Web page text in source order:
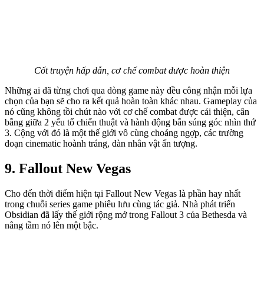
Cốt truyện hấp dẫn, cơ chế combat được hoàn thiện
Những ai đã từng chơi qua dòng game này đều công nhận mỗi lựa
chọn của bạn sẽ cho ra kết quả hoàn toàn khác nhau. Gameplay của
nó cũng không tồi chút nào với cơ chế combat được cải thiện, cân
bằng giữa 2 yếu tố chiến thuật và hành động bắn súng góc nhìn thứ
3. Cộng với đó là một thế giới vô cùng choáng ngợp, các trường
đoạn cinematic hoành tráng, dàn nhân vật ấn tượng.
9. Fallout New Vegas
Cho đến thời điểm hiện tại Fallout New Vegas là phần hay nhất
trong chuỗi series game phiêu lưu cùng tác giả. Nhà phát triển
Obsidian đã lấy thế giới rộng mở trong Fallout 3 của Bethesda và
nâng tầm nó lên một bậc.